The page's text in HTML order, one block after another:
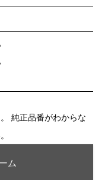
純正品番がわからな
ム